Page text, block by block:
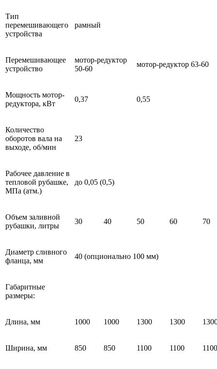
Тип
перемешивающего
устройства
рамный
Перемешивающее
устройство
мотор-редуктор
50-60
мотор-редуктор 63-60
Мощность мотор-
редуктора, кВт
0,37 0,55
Количество
оборотов вала на
выходе, об/мин
23
Рабочее давление в
тепловой рубашке,
МПа (атм.)
до 0,05 (0,5)
Объем заливной
рубашки, литры
30 40 50 60 70
Диаметр сливного
фланца, мм
40 (опционально 100 мм)
Габаритные
размеры:
Длина, мм 1000 1000 1300 1300
Ширина, мм 850 850 1100 1100 1100